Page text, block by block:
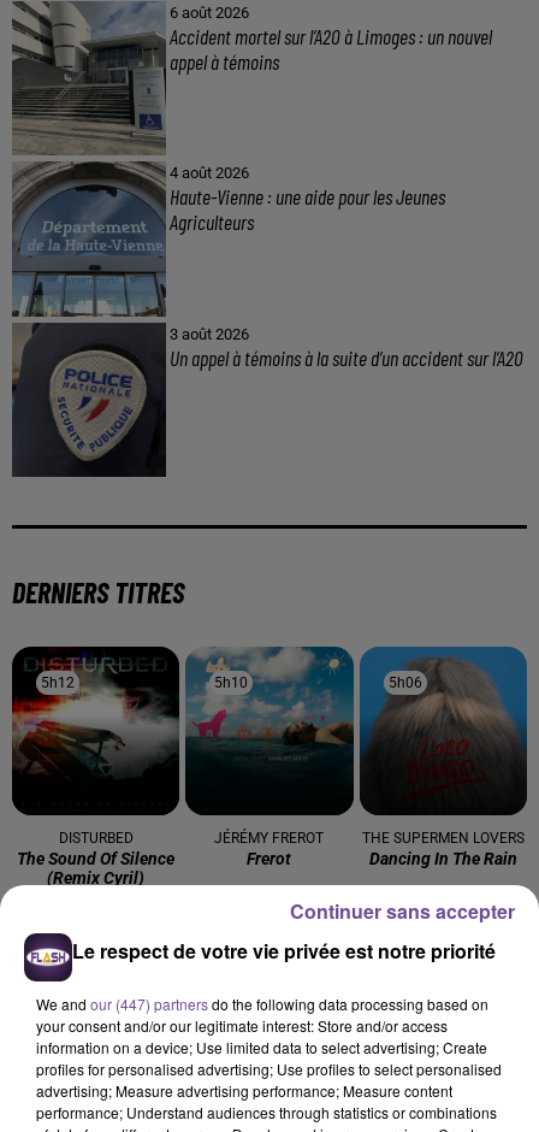
6 août 2026
Accident mortel sur l’A20 à Limoges : un nouvel
appel à témoins
4 août 2026
Haute-Vienne : une aide pour les Jeunes
Agriculteurs
3 août 2026
Un appel à témoins à la suite d’un accident sur l’A20
DERNIERS TITRES
5h12
5h12
DISTURBED
The Sound Of Silence
(remix Cyril)
5h10
5h10
JÉRÉMY FREROT
Frerot
5h06
5h06
THE SUPERMEN LOVERS
Dancing In The Rain
SIA
Elastic Heart
SOUND OF LEGEND
San Francisco
ROBIN
T'es Où
Le respect de votre vie privée est notre priorité
We and our (447) partnersdo the following data processing based on
your consent and/or our legitimate interest: Store and/or access
information on a device; Use limited data to select advertising; Create
profiles for personalised advertising; Use profiles to select personalised
advertising; Measure advertising performance; Measure content
performance; Understand audiences through statistics or combinations
Continuer sans accepter